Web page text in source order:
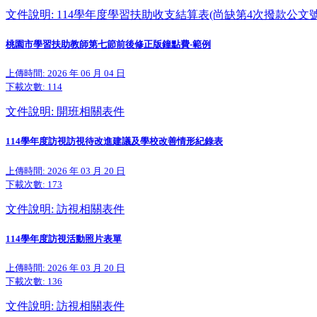
文件說明: 114學年度學習扶助收支結算表(尚缺第4次撥款公文
桃園市學習扶助教師第七節前後修正版鐘點費-範例
上傳時間: 2026 年 06 月 04 日
下載次數: 114
文件說明: 開班相關表件
114學年度訪視訪視待改進建議及學校改善情形紀錄表
上傳時間: 2026 年 03 月 20 日
下載次數: 173
文件說明: 訪視相關表件
114學年度訪視活動照片表單
上傳時間: 2026 年 03 月 20 日
下載次數: 136
文件說明: 訪視相關表件